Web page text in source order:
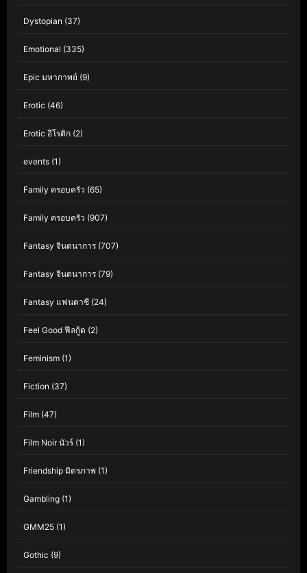
Dystopian (37)
Emotional (335)
Epic มหากาพย์ (9)
Erotic (46)
Erotic อีโรติก (2)
events (1)
Family ครอบครัว (65)
Family ครอบครัว (907)
Fantasy จินตนาการ (707)
Fantasy จินตนาการ (79)
Fantasy แฟนตาซี (24)
Feel Good ฟีลกู้ด (2)
Feminism (1)
Fiction (37)
Film (47)
Film Noir นัวร์ (1)
Friendship มิตรภาพ (1)
Gambling (1)
GMM25 (1)
Gothic (9)